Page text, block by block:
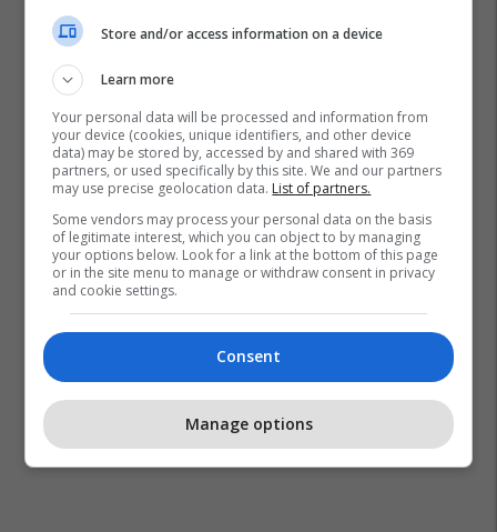
Store and/or access information on a device
Learn more
Your personal data will be processed and information from
your device (cookies, unique identifiers, and other device
data) may be stored by, accessed by and shared with 369
partners, or used specifically by this site. We and our partners
may use precise geolocation data. List of partners.
Some vendors may process your personal data on the basis
of legitimate interest, which you can object to by managing
your options below. Look for a link at the bottom of this page
or in the site menu to manage or withdraw consent in privacy
and cookie settings.
Consent
Manage options